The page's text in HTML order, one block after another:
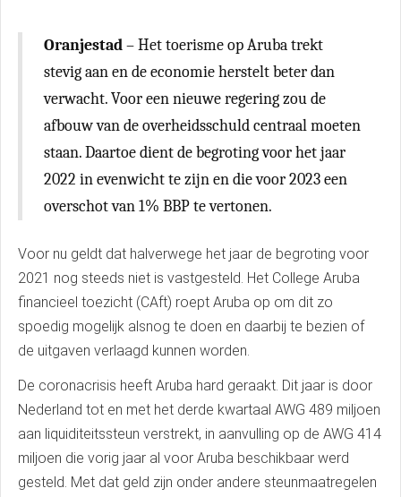
Oranjestad– Het toerisme op Aruba trekt
stevig aan en de economie herstelt beter dan
verwacht. Voor een nieuwe regering zou de
afbouw van de overheidsschuld centraal moeten
staan. Daartoe dient de begroting voor het jaar
2022 in evenwicht te zijn en die voor 2023 een
overschot van 1% BBP te vertonen.
Voor nu geldt dat halverwege het jaar de begroting voor
2021 nog steeds niet is vastgesteld. Het College Aruba
financieel toezicht (CAft) roept Aruba op om dit zo
spoedig mogelijk alsnog te doen en daarbij te bezien of
de uitgaven verlaagd kunnen worden.
De coronacrisis heeft Aruba hard geraakt. Dit jaar is door
Nederland tot en met het derde kwartaal AWG 489 miljoen
aan liquiditeitssteun verstrekt, in aanvulling op de AWG 414
miljoen die vorig jaar al voor Aruba beschikbaar werd
gesteld. Met dat geld zijn onder andere steunmaatregelen